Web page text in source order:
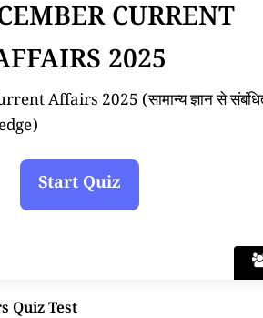
CURRENT
2025
Affairs 2025 (सामान्य ज्ञान से
Quiz Test